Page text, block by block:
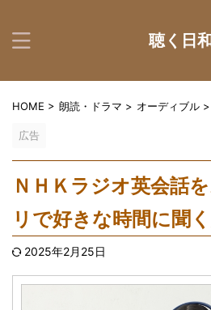
聴く日
HOME > 朗読・ドラマ > オーディブル >
広告
ＮＨＫラジオ英会話
リで好きな時間に聞
2025年2月25日